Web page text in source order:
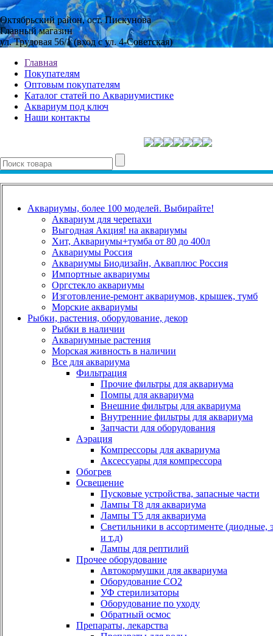
Октябрьский район, ост. Пискунова
Главный магазин
ул. Трудовая 56/1 (вход с ул. 4-Советская)
Главная
Покупателям
Оптовым покупателям
Каталог статей по Аквариумистике
Аквариум под ключ
Наши контакты
Аквариумы, более 100 моделей. Выбирайте!
Аквариум для черепахи
Выгодная Акция! на аквариумы
Хит, Аквариумы+тумба от 80 до 400л
Аквариумы Россия
Аквариумы Биодизайн, Акваплюс Россия
Импортные аквариумы
Оргстекло аквариумы
Изготовление-ремонт аквариумов, крышек, тумб
Морские аквариумы
Рыбки, растения, оборудование, декор
Рыбки в наличии
Аквариумные растения
Морская живность в наличии
Все для аквариума
Фильтрация
Прочие фильтры для аквариума
Помпы для аквариума
Внешние фильтры для аквариума
Внутренние фильтры для аквариума
Запчасти для оборудования
Аэрация
Компрессоры для аквариума
Аксессуары для компрессора
Обогрев
Освещение
Пусковые устройства, запасные части
Лампы Т8 для аквариума
Лампы Т5 для аквариума
Светильники в ассортименте (диодные,
и т.д)
Лампы для рептилий
Прочее оборудование
Автокормушки для аквариума
Оборудование СО2
УФ стерилизаторы
Оборудование по уходу
Обратный осмос
Препараты, лекарства